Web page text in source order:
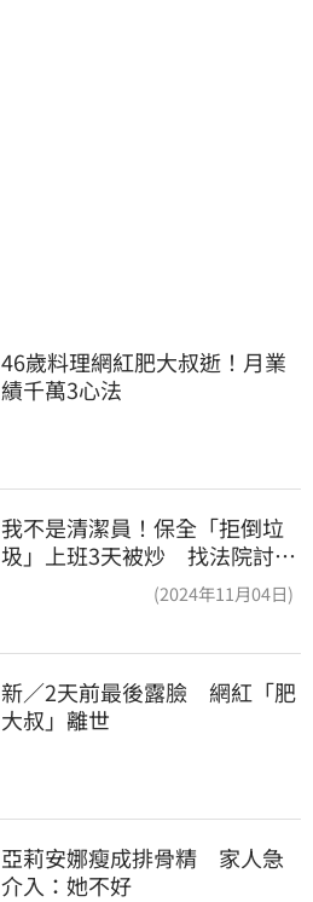
46歲料理網紅肥大叔逝！月業
績千萬3心法
我不是清潔員！保全「拒倒垃
圾」上班3天被炒 找法院討公
(2024年11月04日)
新／2天前最後露臉　網紅「肥
大叔」離世
亞莉安娜瘦成排骨精　家人急
介入：她不好